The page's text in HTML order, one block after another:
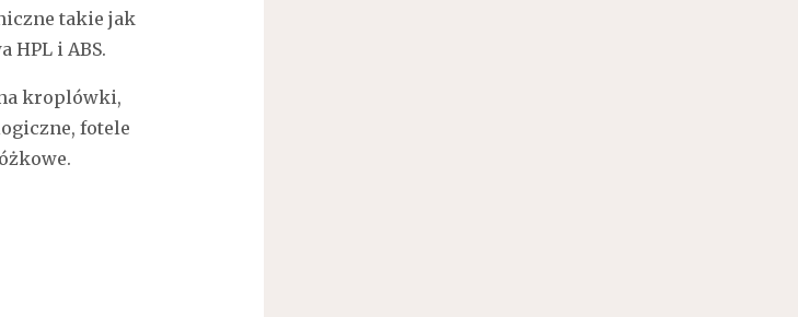
takie jak
HPL i ABS.
kroplówki,
fotele